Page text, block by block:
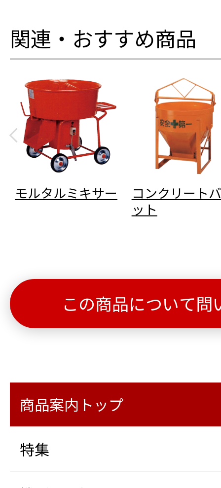
関連・おすすめ商品
モルタルミキサー
コンクリート
ット
この商品について問
商品案内トップ
特集